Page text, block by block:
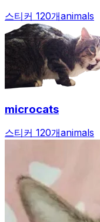
스티커 120개animals
microcats
스티커 120개animals